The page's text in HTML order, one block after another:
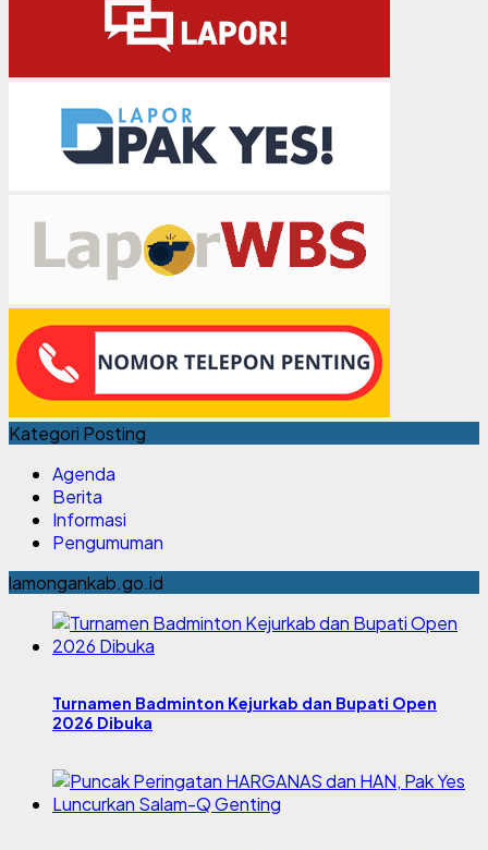
Kategori Posting
Agenda
Berita
Informasi
Pengumuman
lamongankab.go.id
Turnamen Badminton Kejurkab dan Bupati Open
2026 Dibuka